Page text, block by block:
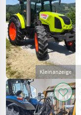
Kleinanzeige